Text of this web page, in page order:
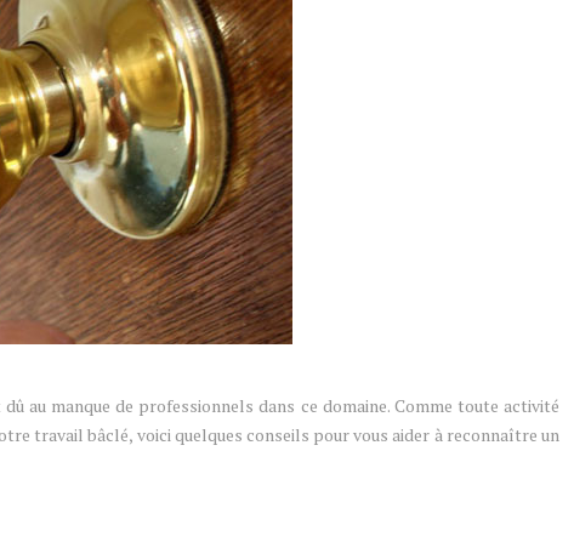
au manque de professionnels dans ce domaine. Comme toute activité
travail bâclé, voici quelques conseils pour vous aider à reconnaître un